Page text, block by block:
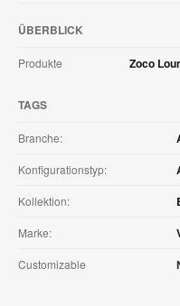
ÜBERBLICK
Produkte Zoco
TAGS
Branche:
Konfigurationstyp:
Kollektion:
Marke:
Customizable